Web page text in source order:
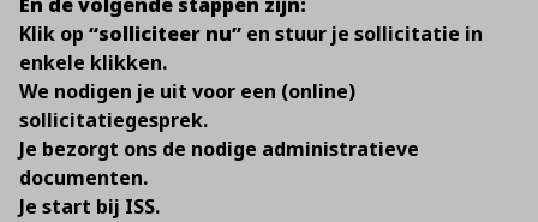
Klik op “solliciteer nu” en stuur je sollicitatie in
enkele klikken.
We nodigen je uit voor een (online)
sollicitatiegesprek.
Je bezorgt ons de nodige administratieve
documenten.
Je start bij ISS.